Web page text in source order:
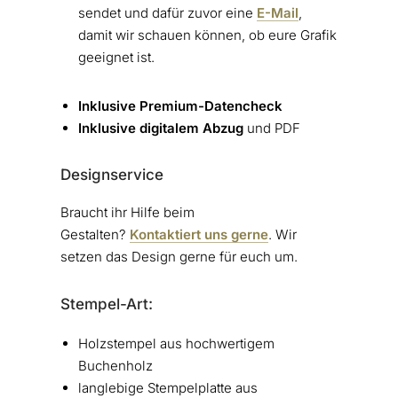
sendet und dafür zuvor eine E-Mail,
damit wir schauen können, ob eure Grafik
geeignet ist.
Inklusive Premium-Datencheck
Inklusive digitalem Abzugund PDF
Designservice
Braucht ihr Hilfe beim
Gestalten? Kontaktiert uns gerne. Wir
setzen das Design gerne für euch um.
Stempel-Art:
Holzstempel aus hochwertigem
Buchenholz
langlebige Stempelplatte aus